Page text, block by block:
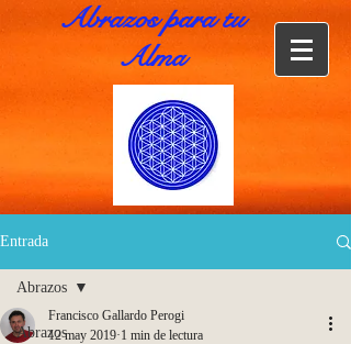
Abrazos para tu
Alma
Entrada
Abrazos
Abrazos
Francisco Gallardo Perogi
12 may 2019 1 min de lectura